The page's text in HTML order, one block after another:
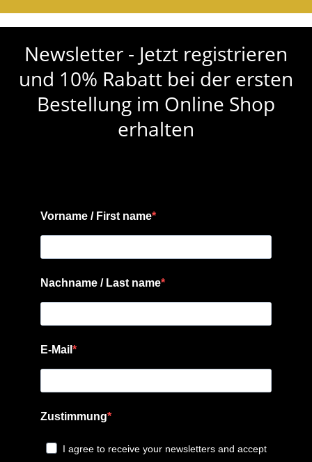
Newsletter - Jetzt registrieren
und 10% Rabatt bei der ersten
Bestellung im Online Shop
erhalten
Vorname / First name
Nachname / Last name
E-Mail
Zustimmung
I agree to receive your newsletters and accept